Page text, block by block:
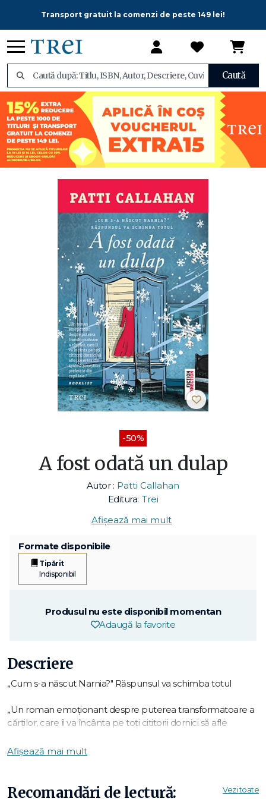
Transport gratuit la comenzi de peste 149 lei!
Caută
-50%
A fost odată un dulap
Autor : Patti Callahan
Editura: Trei
Afișează mai mult
Formate disponibile
Tipărit
Indisponibil
Produsul nu este disponibil momentan
Adaugă la favorite
Descriere
„Cum s-a născut Narnia?" Răspunsul va schimba totul
„Un roman emoționant despre puterea transformatoare a
cărților, care îi va încânta pe toți cititorii dornici să afle
Booklist
ecuații. Studiază la Oxford și visează să dezlege cele mai
Afișează mai mult
Recomandări de lectură: Vezi toate